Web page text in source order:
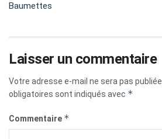
Baumettes
Laisser un commentaire
Votre adresse e-mail ne sera pas publiée.
obligatoires sont indiqués avec *
Commentaire *